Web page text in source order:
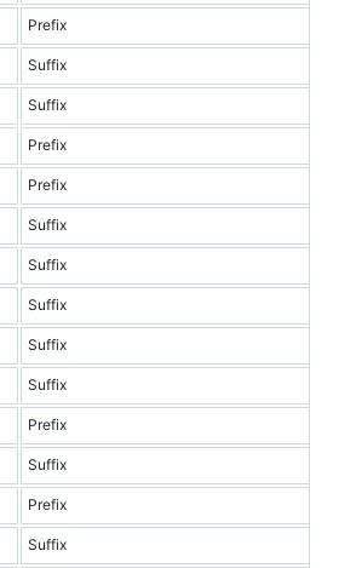
Prefix
Suffix
Suffix
Prefix
Prefix
Suffix
Suffix
Suffix
Suffix
Suffix
Prefix
Suffix
Prefix
Suffix